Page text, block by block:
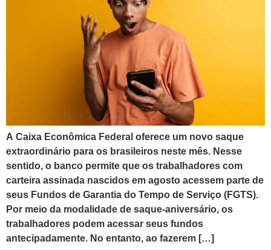
A Caixa Econômica Federal oferece um novo saque
extraordinário para os brasileiros neste mês. Nesse
sentido, o banco permite que os trabalhadores com
carteira assinada nascidos em agosto acessem parte de
seus Fundos de Garantia do Tempo de Serviço (FGTS).
Por meio da modalidade de saque-aniversário, os
trabalhadores podem acessar seus fundos
antecipadamente. No entanto, ao fazerem […]